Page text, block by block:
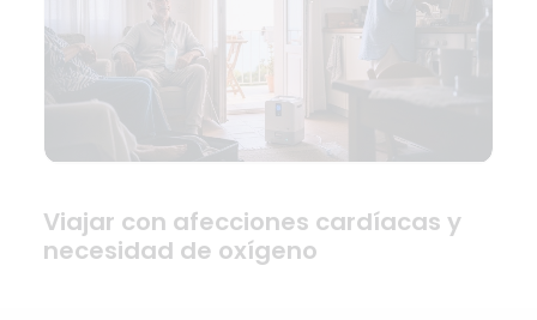
Viajar con afecciones cardíacas y
necesidad de oxígeno